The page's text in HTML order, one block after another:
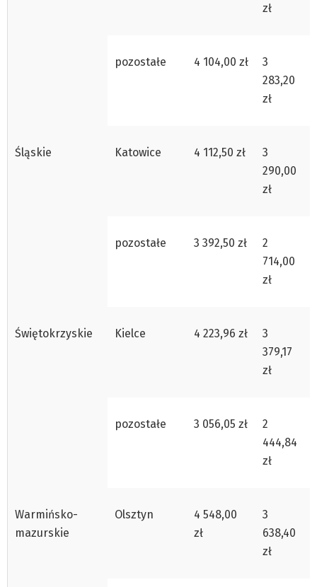
zł
pozostałe 4 104,00 zł
3
283,20
zł
Śląskie Katowice 4 112,50 zł
3
290,00
zł
pozostałe 3 392,50 zł
2
714,00
zł
Świętokrzyskie Kielce 4 223,96 zł
3
379,17
zł
pozostałe 3 056,05 zł
2
444,84
zł
Warmińsko-
mazurskie
Olsztyn
4 548,00
zł
3
638,40
zł